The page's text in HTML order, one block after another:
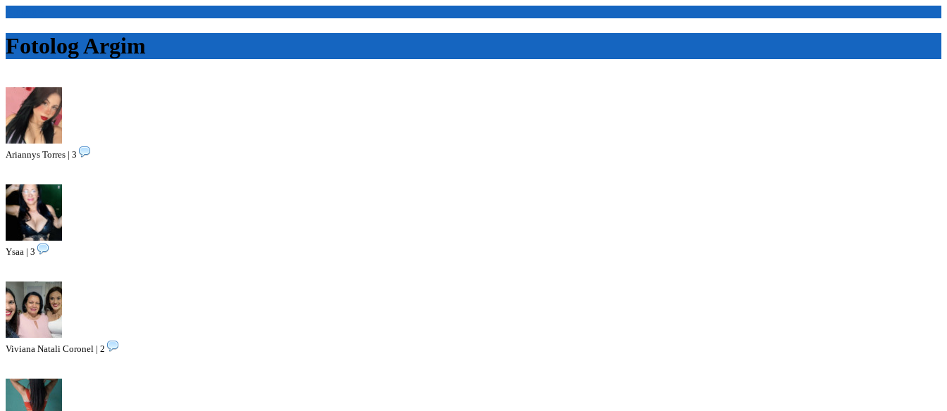
Fotolog Argim
Ariannys Torres | 3
Ysaa | 3
Viviana Natali Coronel | 2